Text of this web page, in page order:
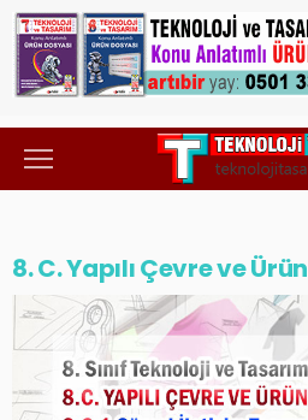
8. C. Yapılı Çevre ve Ürün